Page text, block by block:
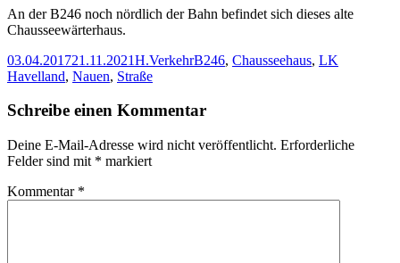
An der B246 noch nördlich der Bahn befindet sich dieses alte
Chausseewärterhaus.
Veröffentlicht
am
03.04.201721.11.2021Autor
H.Kategorien
VerkehrSchlagwörter
B246, Chausseehaus, LK
Havelland, Nauen, Straße
Schreibe einen Kommentar
Deine E-Mail-Adresse wird nicht veröffentlicht. Erforderliche
Felder sind mit * markiert
Kommentar *